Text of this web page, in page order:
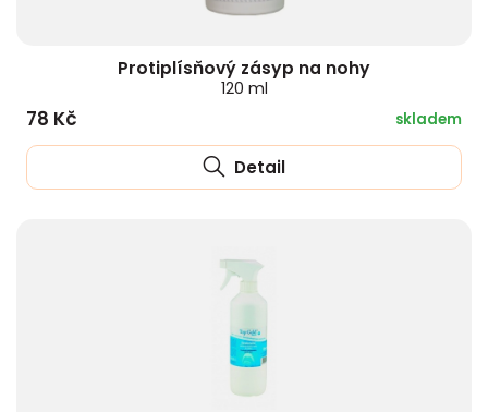
Protiplísňový zásyp na nohy
120 ml
78 Kč skladem
Detail